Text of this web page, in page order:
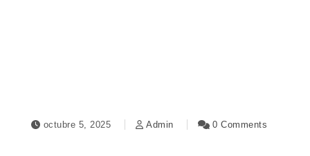
octubre 5, 2025 Admin 0 Comments